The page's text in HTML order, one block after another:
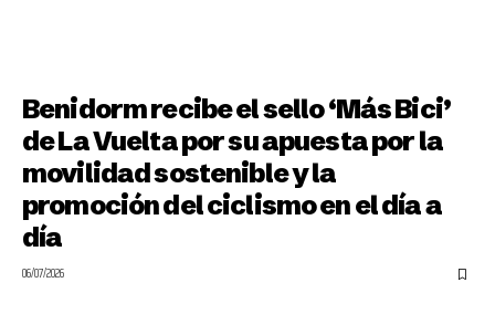
Benidorm recibe el sello ‘Más Bici’
de La Vuelta por su apuesta por la
movilidad sostenible y la
promoción del ciclismo en el día a
día
06/07/2026